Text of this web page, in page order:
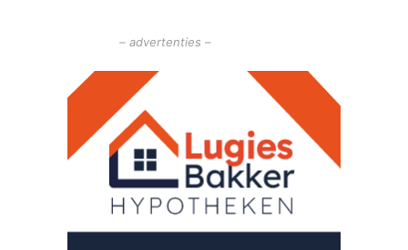
– advertenties –